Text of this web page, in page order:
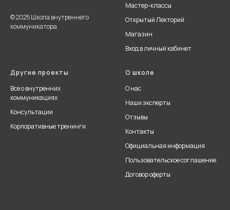
© 2025 Школа внутреннего
коммуникатора
Мастер-классы
Открытый Лекторий
Магазин
Вход в личный кабинет
Другие проекты
Все о внутренних
коммуникациях
Консультации
Корпоративные тренинги
О школе
О нас
Наши эксперты
Отзывы
Контакты
Официальная информация
Пользовательское соглашение
Договор оферты